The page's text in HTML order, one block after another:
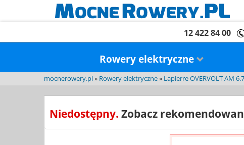
12 422 84 00
Rowery elektryczne
mocnerowery.pl» Rowery elektryczne» Lapierre OVERVOLT AM 6.7
Niedostępny. Zobacz